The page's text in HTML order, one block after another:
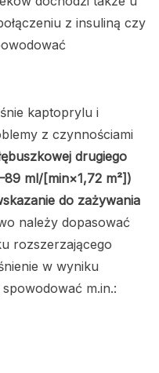
z insuliną czy
kaptoprylu i
z czynnościami
drugiego
ml/[min×1,72 m²])
do zażywania
należy dopasować
rozszerzającego
w wyniku
m.in.: